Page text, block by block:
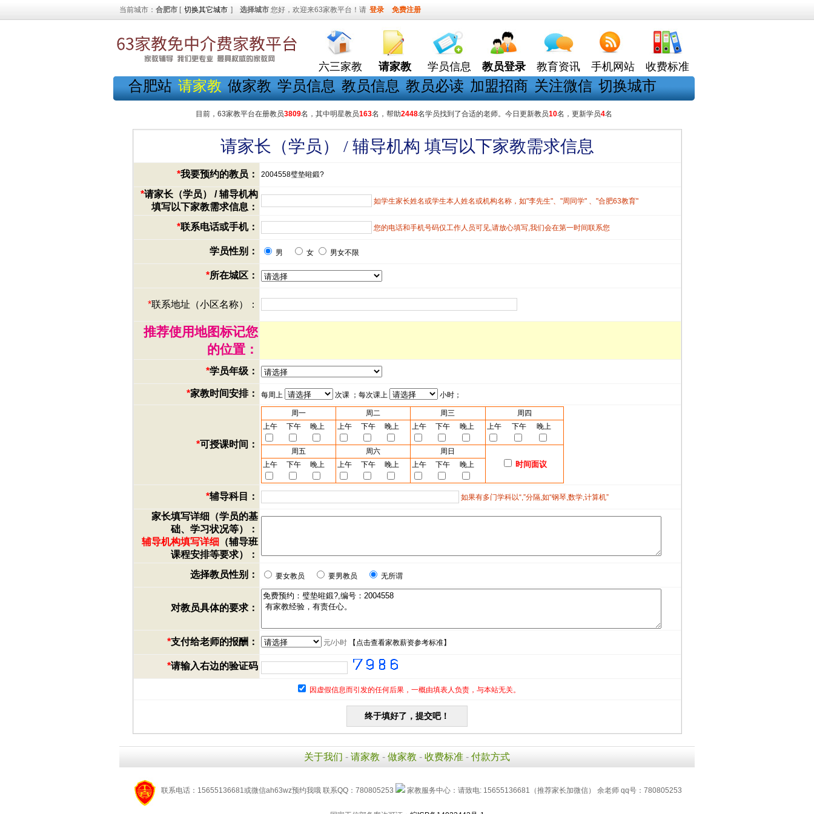
当前城市： 合肥市 [ 切换其它城市 ] 选择城市 您好，欢迎来63家教平台！请 登录 免费注册
六三家教 请家教 学员信息 教员登录 教育资讯 手机网站 收费标准
合肥站 请家教 做家教 学员信息 教员信息 教员必读 加盟招商 关注微信 切换城市
目前，63家教平台在册教员3809名，其中明星教员163名，帮助2448名学员找到了合适的老师。今日更新教员10名，更新学员4名
请家长（学员） / 辅导机构 填写以下家教需求信息
*我要预约的教员： 2004558璧垫暀鍛?
*请家长（学员） / 辅导机构
填写以下家教需求信息：
如学生家长姓名或学生本人姓名或机构名称，如"李先生"、"周同学" 、"合肥63教育"
*联系电话或手机： 您的电话和手机号码仅工作人员可见,请放心填写,我们会在第一时间联系您
学员性别： 男 女 男女不限
*所在城区：
*联系地址（小区名称）：
推荐使用地图标记您
的位置：
*学员年级：
*家教时间安排： 每周上 次课 ；每次课上 小时；
*可授课时间：
周一 周二 周三
周四
上午
下午 晚上 上午 下午 晚上 上午 下午 晚上 上午 下午 晚上
周五 周六 周日
时间面议
上午 下午 晚上 上午 下午 晚上 上午 下午 晚上
*辅导科目： 如果有多门学科以“,”分隔,如“钢琴,数学,计算机”
家长填写详细（学员的基
础、学习状况等）：
辅导机构填写详细 （辅导班
课程安排等要求）：
选择教员性别：
要女教员 要男教员 无所谓
对教员具体的要求：
*支付给老师的报酬： 元/小时【 点击查看家教薪资参考标准】
*请输入右边的验证码
因虚假信息而引发的任何后果，一概由填表人负责，与本站无关。
关于我们 - 请家教 - 做家教 - 收费标准 - 付款方式
联系电话：15655136681或微信ah63wz预约我哦 联系QQ：780805253 家教服务中心：请致电: 15655136681（推荐家长加微信） 余老师 qq号：780805253